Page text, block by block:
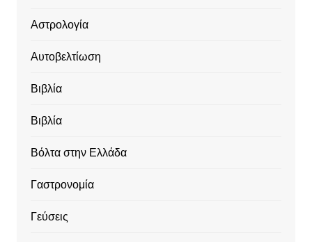
Αστρολογία
Αυτοβελτίωση
Βιβλία
Βιβλία
Βόλτα στην Ελλάδα
Γαστρονομία
Γεύσεις